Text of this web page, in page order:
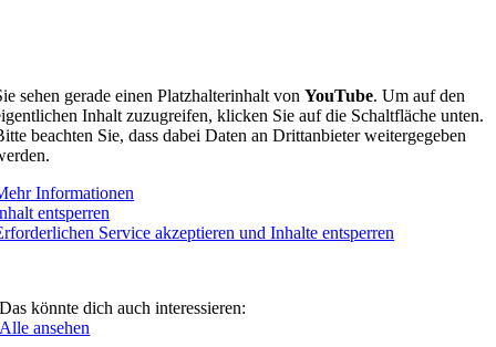
sehen gerade einen Platzhalterinhalt vonYouTube. Um auf den
Inhalt zuzugreifen, klicken Sie auf die Schaltfläche unten.
beachten Sie, dass dabei Daten an Drittanbieter weitergegeben
Informationen
entsperren
Service akzeptieren und Inhalte entsperren
Das könnte dich auch interessieren:
Alle ansehen